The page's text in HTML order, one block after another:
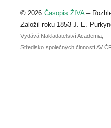
abstraktu přihlášené
posteru je už 30. června.
© 2026 Časopis ŽIVA–
Založil roku 1853 J. E.
Vydává Nakladatelství Academia,
Středisko společných činností AV